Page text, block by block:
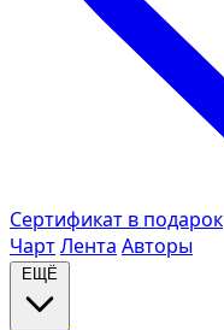
Сертификат в подарок
ЧартЛента Авторы
ЕЩЁ